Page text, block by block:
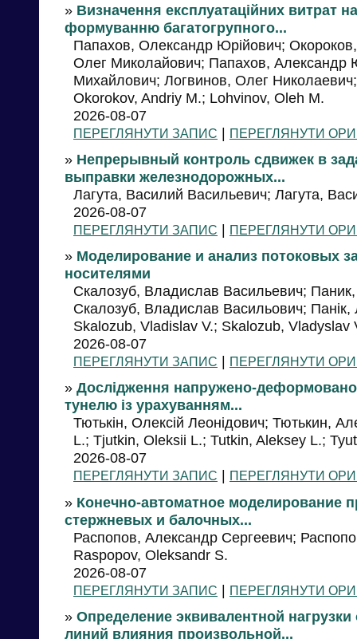
» Визначення експлуатаційних витрат
формуванню багатогрупного...
Папахов, Олександр Юрійович;
Олег Миколайович; Папахов, Александр
Михайлович; Логвинов, Олег
Okorokov, Andriy M.; Lohvinov, Oleh M.
2026-08-07
ПЕРЕГЛЯНУТИ ЗАПИС | ПЕРЕГЛЯНУТИ
» Непрерывный контроль сдвижек в
выправки железнодорожных...
Лагута, Василий Васильевич; Лагута,
2026-08-07
ПЕРЕГЛЯНУТИ ЗАПИС | ПЕРЕГЛЯНУТИ
» Моделирование и анализ потоковых
носителями
Скалозуб, Владислав Васильевич;
Скалозуб, Владислав Васильович;
Skalozub, Vladislav V.; Skalozub, Vladyslav
2026-08-07
ПЕРЕГЛЯНУТИ ЗАПИС | ПЕРЕГЛЯНУТИ
» Дослідження напружено-
тунелю із урахуванням...
Тютькін, Олексій Леонідович; Тютькин,
L.; Tjutkin, Oleksii L.; Tutkin, Aleksey L.;
2026-08-07
ПЕРЕГЛЯНУТИ ЗАПИС | ПЕРЕГЛЯНУТИ
» Конечно-автоматное моделирование
стержневых и балочных...
Распопов, Александр Сергеевич;
Raspopov, Oleksandr S.
2026-08-07
ПЕРЕГЛЯНУТИ ЗАПИС | ПЕРЕГЛЯНУТИ
» Определение эквивалентной
линий влияния произвольной...